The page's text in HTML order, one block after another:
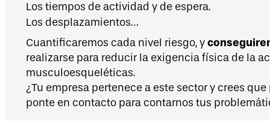
Los tiempos de actividad y de espera.
Los desplazamientos…
Cuantificaremos cada nivel riesgo, y
realizarse para reducir la exigencia física de la
musculoesqueléticas.
¿Tu empresa pertenece a este sector y crees
ponte en contacto para contarnos tus